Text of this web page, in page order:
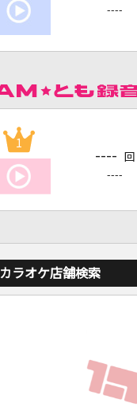
----
1
---- 回
----
カラオケ店舗検索